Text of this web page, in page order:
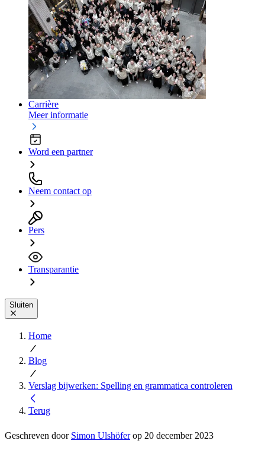
Carrière
Meer informatie
Word een partner
Neem contact op
Pers
Transparantie
Sluiten
Home
Blog
Verslag bijwerken: Spelling en grammatica controleren
Terug
Geschreven door Simon Ulshöferop 20 december 2023